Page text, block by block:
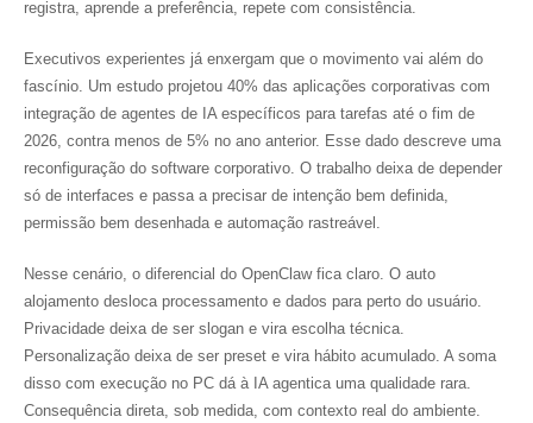
registra, aprende a preferência, repete com consistência.
Executivos experientes já enxergam que o movimento vai além do
fascínio. Um estudo projetou 40% das aplicações corporativas com
integração de agentes de IA específicos para tarefas até o fim de
2026, contra menos de 5% no ano anterior. Esse dado descreve uma
reconfiguração do software corporativo. O trabalho deixa de depender
só de interfaces e passa a precisar de intenção bem definida,
permissão bem desenhada e automação rastreável.
Nesse cenário, o diferencial do OpenClaw fica claro. O auto
alojamento desloca processamento e dados para perto do usuário.
Privacidade deixa de ser slogan e vira escolha técnica.
Personalização deixa de ser preset e vira hábito acumulado. A soma
disso com execução no PC dá à IA agentica uma qualidade rara.
Consequência direta, sob medida, com contexto real do ambiente.